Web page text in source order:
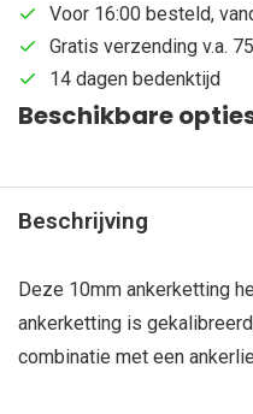
Voor 16:00 besteld,
Gratis verzending v.a.
14 dagen bedenktijd
Beschikbare
Beschrijving
Deze 10mm ankerketting
ankerketting is
combinatie met een